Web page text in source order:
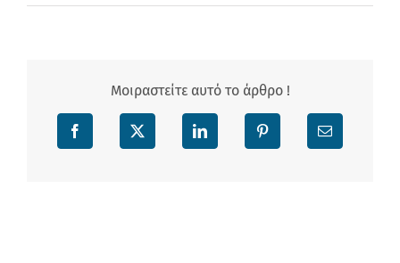
Μοιραστείτε αυτό το άρθρο !
Facebook X LinkedIn Pinterest Email